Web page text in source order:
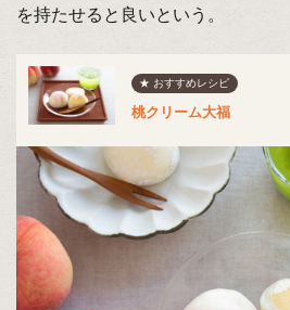
を持たせると良いという。
★ おすすめレシピ
桃クリーム大福